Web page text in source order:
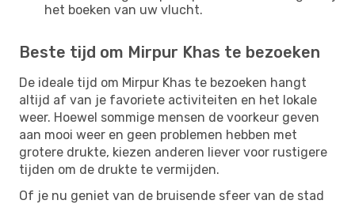
het boeken van uw vlucht.
Beste tijd om Mirpur Khas te bezoeken
De ideale tijd om Mirpur Khas te bezoeken hangt
altijd af van je favoriete activiteiten en het lokale
weer. Hoewel sommige mensen de voorkeur geven
aan mooi weer en geen problemen hebben met
grotere drukte, kiezen anderen liever voor rustigere
tijden om de drukte te vermijden.
Of je nu geniet van de bruisende sfeer van de stad